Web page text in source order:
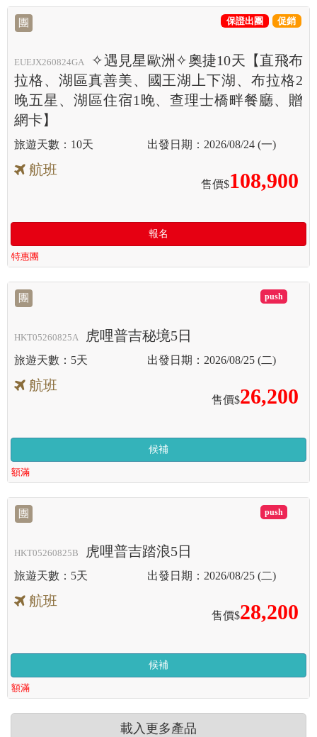
團
EUEJX260824GA
✧遇見星歐洲✧奧捷10天【直飛布
拉格、湖區真善美、國王湖上下湖、布拉格2
晚五星、湖區住宿1晚、查理士橋畔餐廳、贈
網卡】
保證出團 促銷
10天 2026/08/24 (一)
航班
售價$108,900
報名
特惠團
團
HKT05260825A 虎哩普吉秘境5日
滿
5天 2026/08/25 (二)
航班
售價$26,200
候補
額滿
團
HKT05260825B 虎哩普吉踏浪5日
滿
5天 2026/08/25 (二)
航班
售價$28,200
候補
額滿
載入更多產品